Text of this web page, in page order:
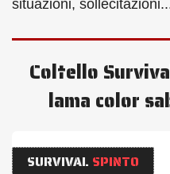
situazioni,
Coltello
lama color
SURVIVAL SPINTO